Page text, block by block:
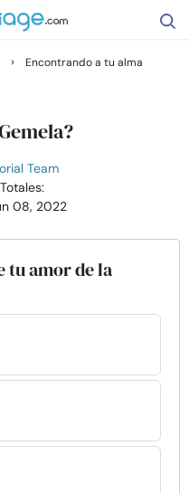
›
Encontrando a tu alma
Team
08, 2022
tu amor de la